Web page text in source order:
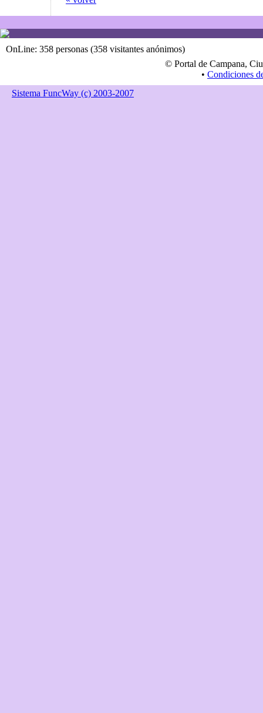
OnLine: 358 personas (358 visitantes anónimos)
© Portal de Campana,
• Condiciones
Sistema FuncWay (c) 2003-2007